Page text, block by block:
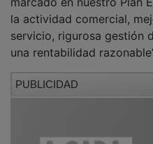
la actividad comercial,
servicio, rigurosa gestión
una rentabilidad